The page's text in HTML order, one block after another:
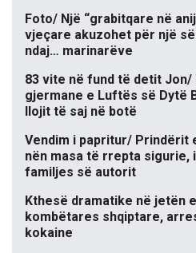
Foto/ Një “grabitqare në
vjeçare akuzohet për një
ndaj… marinarëve
83 vite në fund të detit Jon/
gjermane e Luftës së Dytë
llojit të saj në botë
Vendim i papritur/ Prindërit
nën masa të rrepta sigurie,
familjes së autorit
Kthesë dramatike në jetën
kombëtares shqiptare,
kokaine